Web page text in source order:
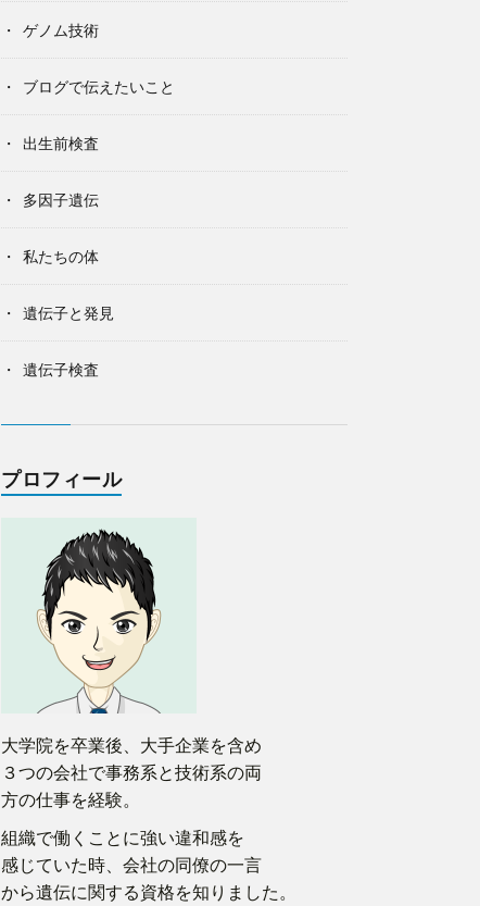
ゲノム技術
ブログで伝えたいこと
出生前検査
多因子遺伝
私たちの体
遺伝子と発見
遺伝子検査
プロフィール
大学院を卒業後、大手企業を含め
３つの会社で事務系と技術系の両
方の仕事を経験。
組織で働くことに強い違和感を
感じていた時、会社の同僚の一言
から遺伝に関する資格を知りました。